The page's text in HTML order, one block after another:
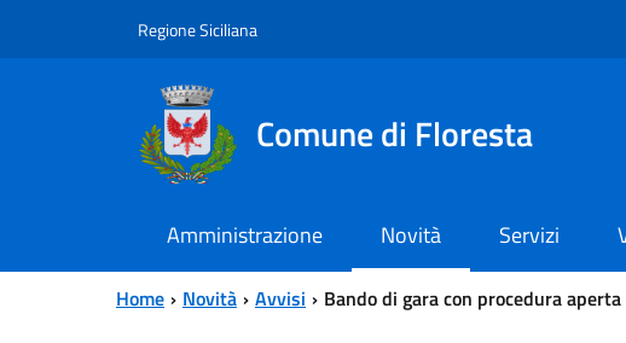
Regione Siciliana
Comune di Floresta
Amministrazione Novità Servizi
Home Novità Avvisi Bando di gara con procedura